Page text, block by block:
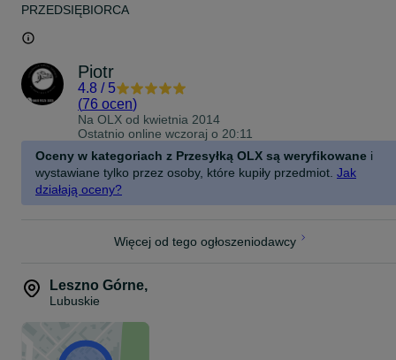
PRZEDSIĘBIORCA
Piotr
4.8 / 5
(76 ocen)
Na OLX od kwietnia 2014
Ostatnio online wczoraj o 20:11
Oceny w kategoriach z Przesyłką OLX są weryfikowane i
wystawiane tylko przez osoby, które kupiły przedmiot. Jak
działają oceny?
Więcej od tego ogłoszeniodawcy
Leszno Górne,
Lubuskie